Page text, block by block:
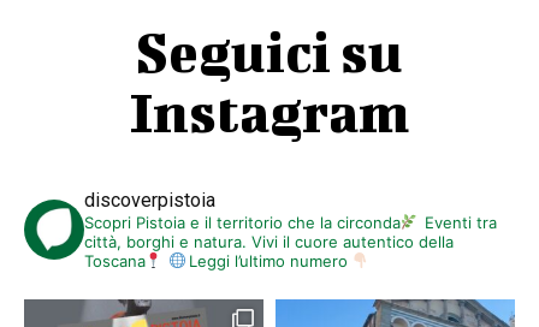
Seguici su
Instagram
discoverpistoia
Scopri Pistoia e il territorio che la circonda
Eventi tra
città, borghi e natura. Vivi il cuore autentico della
Toscana
Leggi l’ultimo numero